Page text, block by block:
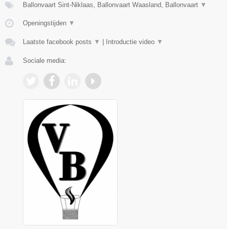
Ballonvaart Sint-Niklaas, Ballonvaart Waasland, Ballonvaart ▼
Openingstijden ▼
Laatste facebook posts ▼ | Introductie video ▼
Sociale media: